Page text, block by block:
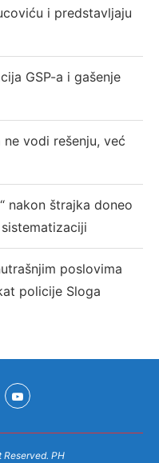
i predstavljaju
GSP-a i gašenje
vodi rešenju, već
nakon štrajka doneo
poslovima
policije Sloga
Reserved. PH